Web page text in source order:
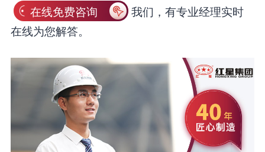
在线免费咨询
我们，有专业经理实时
在线为您解答。